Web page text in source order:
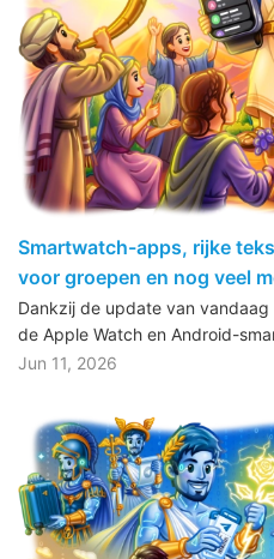
Smartwatch-apps, rijke
voor groepen en nog veel
Dankzij de update van
de Apple Watch en Android-
Jun 11, 2026